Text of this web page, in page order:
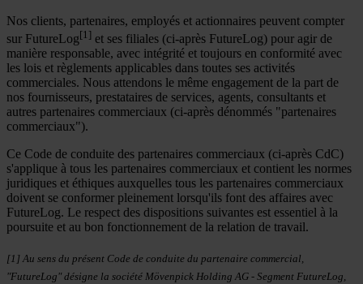
Nos clients, partenaires, employés et actionnaires peuvent compter
sur FutureLog[1] et ses filiales (ci-après FutureLog) pour agir de
manière responsable, avec intégrité et toujours en conformité avec
les lois et règlements applicables dans toutes ses activités
commerciales. Nous attendons le même engagement de la part de
nos fournisseurs, prestataires de services, agents, consultants et
autres partenaires commerciaux (ci-après dénommés "partenaires
commerciaux").
Ce Code de conduite des partenaires commerciaux (ci-après CdC)
s'applique à tous les partenaires commerciaux et contient les normes
juridiques et éthiques auxquelles tous les partenaires commerciaux
doivent se conformer pleinement lorsqu'ils font des affaires avec
FutureLog. Le respect des dispositions suivantes est essentiel à la
poursuite et au bon fonctionnement de la relation de travail.
[1] Au sens du présent Code de conduite du partenaire commercial,
"FutureLog" désigne la société Mövenpick Holding AG - Segment FutureLog,